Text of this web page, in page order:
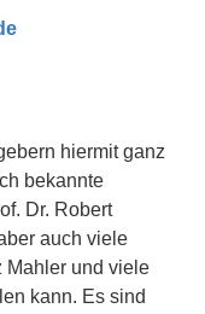
hiermit ganz
bekannte
Dr. Robert
auch viele
Mahler und viele
kann. Es sind